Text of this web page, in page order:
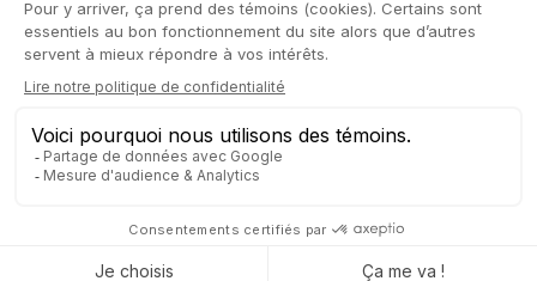
ERP Project
ERP System
Odoo ERP pour le secteur des assurances
Odoo ERP pour le secteur de la logistique
Odoo ERP pour l'industrie du CBD
Odoo ERP pour l'industrie manufacturière
Copyright © 2006 - 2025 CAPTIVEA Français (CA)
Généré par Open Source eCommerce